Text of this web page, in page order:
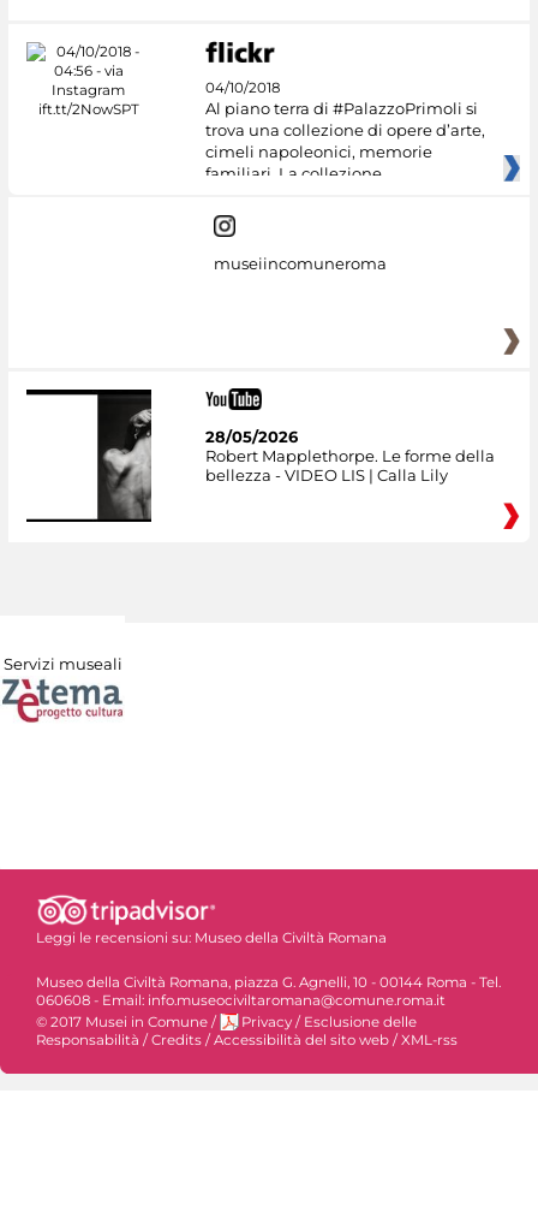
04/10/2018
Al piano terra di #PalazzoPrimoli si
trova una collezione di opere d’arte,
cimeli napoleonici, memorie
familiari. La collezione
museiincomuneroma
28/05/2026
Robert Mapplethorpe. Le forme della
bellezza - VIDEO LIS | Calla Lily
Servizi museali
Leggi le recensioni su: Museo della Civiltà Romana
Museo della Civiltà Romana, piazza G. Agnelli, 10 - 00144 Roma - Tel.
060608 - Email: info.museociviltaromana@comune.roma.it
© 2017 Musei in Comune / Privacy / Esclusione delle
Responsabilità / Credits / Accessibilità del sito web / XML-rss